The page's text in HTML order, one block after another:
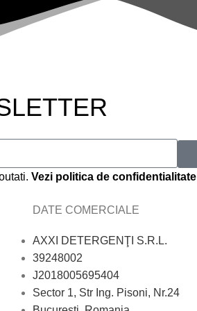
Vezi politica de confidentialitate
DATE COMERCIALE
AXXI DETERGENŢI S.R.L.
39248002
J2018005695404
Sector 1, Str Ing. Pisoni, Nr.24